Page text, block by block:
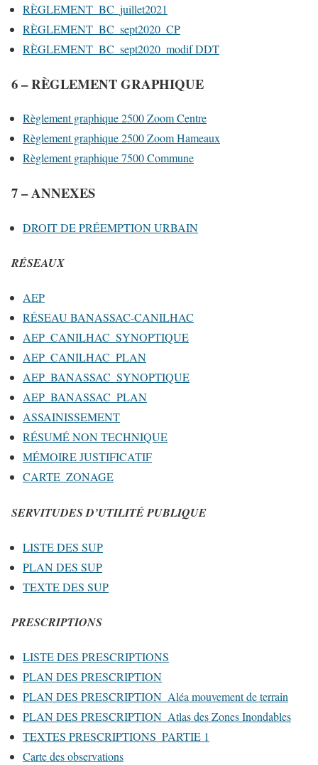
RÈGLEMENT_BC_juillet2021
RÈGLEMENT_BC_sept2020_CP
RÈGLEMENT_BC_sept2020_modif DDT
6 – RÈGLEMENT GRAPHIQUE
Règlement graphique 2500 Zoom Centre
Règlement graphique 2500 Zoom Hameaux
Règlement graphique 7500 Commune
7 – ANNEXES
DROIT DE PRÉEMPTION URBAIN
RÉSEAUX
AEP
RÉSEAU BANASSAC-CANILHAC
AEP_CANILHAC_SYNOPTIQUE
AEP_CANILHAC_PLAN
AEP_BANASSAC_SYNOPTIQUE
AEP_BANASSAC_PLAN
ASSAINISSEMENT
RÉSUMÉ NON TECHNIQUE
MÉMOIRE JUSTIFICATIF
CARTE_ZONAGE
SERVITUDES D’UTILITÉ PUBLIQUE
LISTE DES SUP
PLAN DES SUP
TEXTE DES SUP
PRESCRIPTIONS
LISTE DES PRESCRIPTIONS
PLAN DES PRESCRIPTION
PLAN DES PRESCRIPTION_Aléa mouvement de terrain
PLAN DES PRESCRIPTION_Atlas des Zones Inondables
TEXTES PRESCRIPTIONS_PARTIE 1
Carte des observations